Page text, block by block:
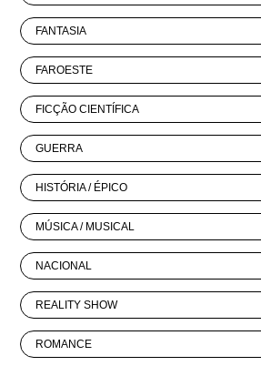
FANTASIA
FAROESTE
FICÇÃO CIENTÍFICA
GUERRA
HISTÓRIA / ÉPICO
MÚSICA / MUSICAL
NACIONAL
REALITY SHOW
ROMANCE